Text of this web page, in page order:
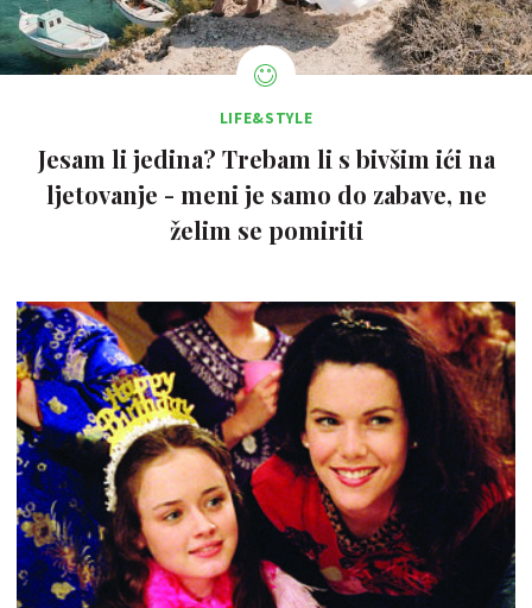
LIFE&STYLE
Jesam li jedina? Trebam li s bivšim ići na
ljetovanje - meni je samo do zabave, ne
želim se pomiriti